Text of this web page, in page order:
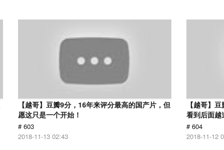
【越哥】豆瓣9分，16年来评分最高的国产片，但
愿这只是一个开始！
# 603
2018-11-13 02:43
【越哥】
看到后面越
# 604
2018-11-12